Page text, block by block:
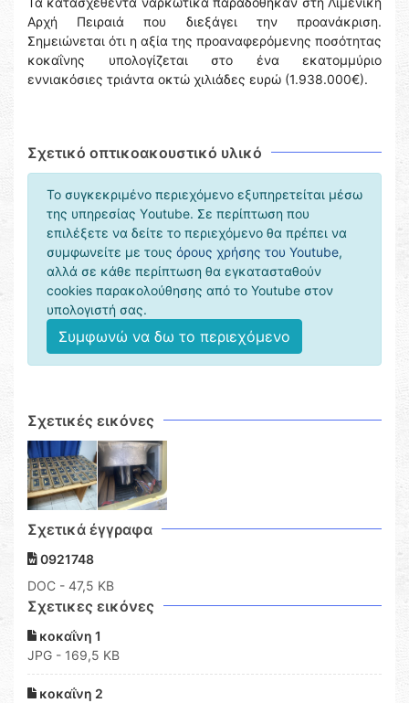
Αρχή Πειραιά που διεξάγει την προανάκριση.
Σημειώνεται ότι η αξία της προαναφερόμενης ποσότητας
κοκαΐνης υπολογίζεται στο ένα εκατομμύριο
εννιακόσιες τριάντα οκτώ χιλιάδες ευρώ (1.938.000€).
Σχετικό οπτικοακουστικό υλικό
Το συγκεκριμένο περιεχόμενο εξυπηρετείται μέσω
της υπηρεσίας Υoutube. Σε περίπτωση που
επιλέξετε να δείτε το περιεχόμενο θα πρέπει να
συμφωνείτε με τους όρους χρήσης του Youtube,
αλλά σε κάθε περίπτωση θα εγκατασταθούν
cookies παρακολούθησης από το Youtube στον
υπολογιστή σας.
Συμφωνώ να δω το περιεχόμενο
Σχετικές εικόνες
Σχετικά έγγραφα
0921748
DOC - 47,5 KB
Σχετικες εικόνες
κοκαΐνη 1
JPG - 169,5 KB
κοκαΐνη 2